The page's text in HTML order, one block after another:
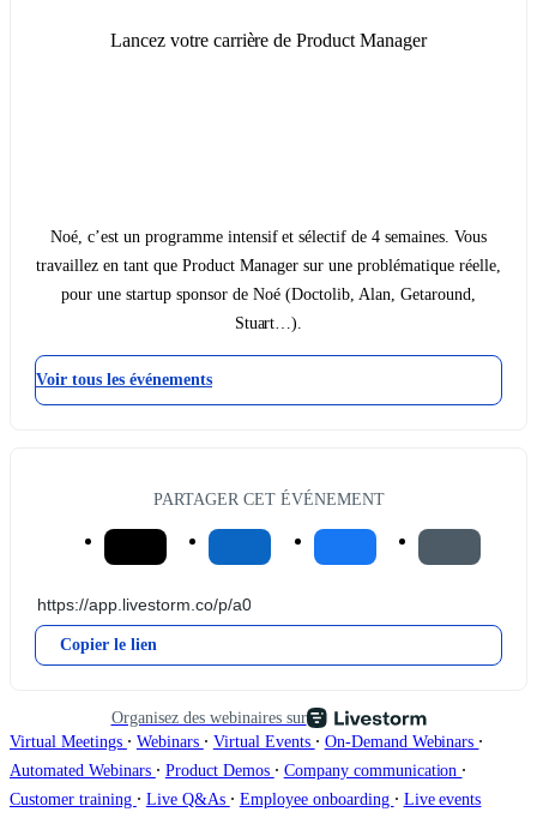
Lancez votre carrière de Product Manager
Noé, c’est un programme intensif et sélectif de 4 semaines. Vous
travaillez en tant que Product Manager sur une problématique réelle,
pour une startup sponsor de Noé (Doctolib, Alan, Getaround,
Stuart…).
Voir tous les événements
PARTAGER CET ÉVÉNEMENT
Copier le lien
Organisez des webinaires sur
Virtual Meetings ∙ Webinars ∙ Virtual Events ∙ On-Demand Webinars ∙
Automated Webinars ∙ Product Demos ∙ Company communication ∙
Customer training ∙ Live Q&As ∙ Employee onboarding ∙ Live events